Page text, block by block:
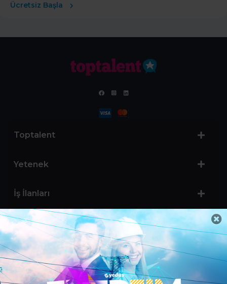
Ücretsiz Başla
Toptalent
Yetenek
İş İlanları
Sertifika Programları
Yetenek Testleri
İşveren